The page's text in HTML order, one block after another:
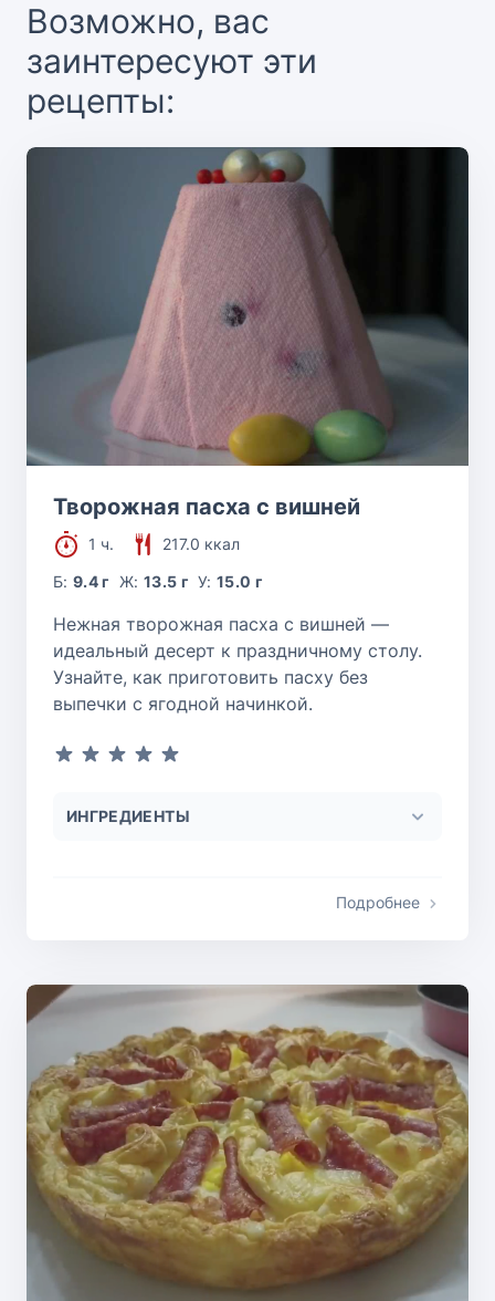
Возможно, вас
заинтересуют эти
рецепты:
Творожная пасха с вишней
1 ч.
217.0 ккал
Б:9.4 г Ж: 13.5 г У:15.0 г
Нежная творожная пасха с вишней —
идеальный десерт к праздничному столу.
Узнайте, как приготовить пасху без
выпечки с ягодной начинкой.
ИНГРЕДИЕНТЫ
Подробнее